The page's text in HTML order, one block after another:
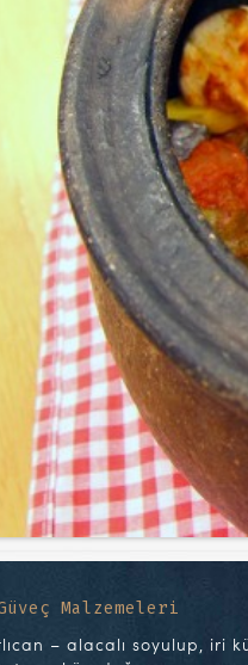
Malzemeleri
– alacalı soyulup, iri